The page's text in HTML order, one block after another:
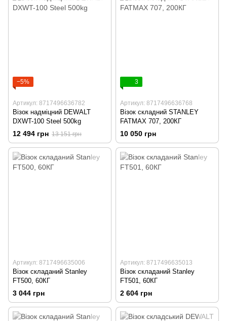
−5%
Артикул: 8717496636782
Візок надміцний DEWALT
DXWT-100 Steel 500kg
12 494 грн 13 151 грн
3
Артикул: 8717496636768
Візок складний STANLEY
FATMAX 707, 200КГ
10 050 грн
Артикул: 8717496635006
Візок складаний Stanley
FT500, 60КГ
3 044 грн
Артикул: 8717496635013
Візок складаний Stanley
FT501, 60КГ
2 604 грн